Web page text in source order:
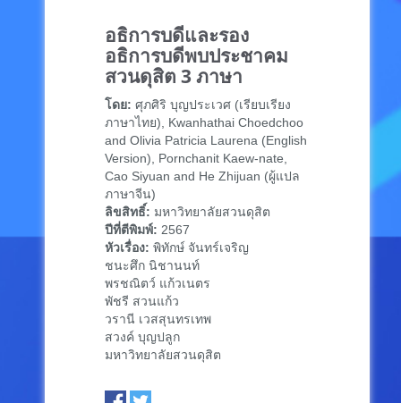
อธิการบดีและรอง
อธิการบดีพบประชาคม
สวนดุสิต 3 ภาษา
โดย: ศุภศิริ บุญประเวศ (เรียบเรียง
ภาษาไทย), Kwanhathai Choedchoo
and Olivia Patricia Laurena (English
Version), Pornchanit Kaew-nate,
Cao Siyuan and He Zhijuan (ผู้แปล
ภาษาจีน)
ลิขสิทธิ์: มหาวิทยาลัยสวนดุสิต
ปีที่ตีพิมพ์: 2567
หัวเรื่อง: พิทักษ์ จันทร์เจริญ
ชนะศึก นิชานนท์
พรชณิตว์ แก้วเนตร
พัชรี สวนแก้ว
วรานี เวสสุนทรเทพ
สวงค์ บุญปลูก
มหาวิทยาลัยสวนดุสิต